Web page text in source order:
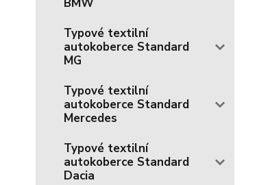
Typové textilní
autokoberce Standard
MG
Typové textilní
autokoberce Standard
Mercedes
Typové textilní
autokoberce Standard
Dacia